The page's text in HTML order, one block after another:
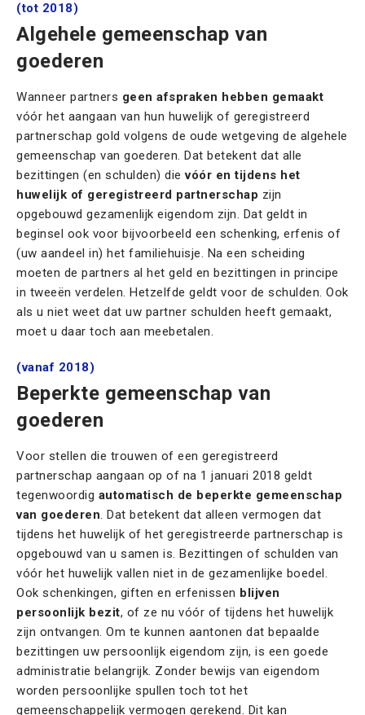
(tot 2018)
Algehele gemeenschap van
goederen
Wanneer partners geen afspraken hebben gemaakt
vóór het aangaan van hun huwelijk of geregistreerd
partnerschap gold volgens de oude wetgeving de algehele
gemeenschap van goederen. Dat betekent dat alle
bezittingen (en schulden) dievóór en tijdens het
huwelijk of geregistreerd partnerschap zijn
opgebouwd gezamenlijk eigendom zijn. Dat geldt in
beginsel ook voor bijvoorbeeld een schenking, erfenis of
(uw aandeel in) het familiehuisje. Na een scheiding
moeten de partners al het geld en bezittingen in principe
in tweeën verdelen. Hetzelfde geldt voor de schulden. Ook
als u niet weet dat uw partner schulden heeft gemaakt,
moet u daar toch aan meebetalen.
(vanaf 2018)
Beperkte gemeenschap van
goederen
Voor stellen die trouwen of een geregistreerd
partnerschap aangaan op of na 1 januari 2018 geldt
tegenwoordig automatisch de beperkte gemeenschap
van goederen. Dat betekent dat alleen vermogen dat
tijdens het huwelijk of het geregistreerde partnerschap is
opgebouwd van u samen is. Bezittingen of schulden van
vóór het huwelijk vallen niet in de gezamenlijke boedel.
Ook schenkingen, giften en erfenissen blijven
persoonlijk bezit, of ze nu vóór of tijdens het huwelijk
zijn ontvangen. Om te kunnen aantonen dat bepaalde
bezittingen uw persoonlijk eigendom zijn, is een goede
administratie belangrijk. Zonder bewijs van eigendom
worden persoonlijke spullen toch tot het
gemeenschappelijk vermogen gerekend. Dit kan